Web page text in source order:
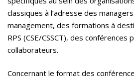
classiques à l’adresse des
management, des formations à
RPS (CSE/CSSCT), des conférences
collaborateurs.
Concernant le format des